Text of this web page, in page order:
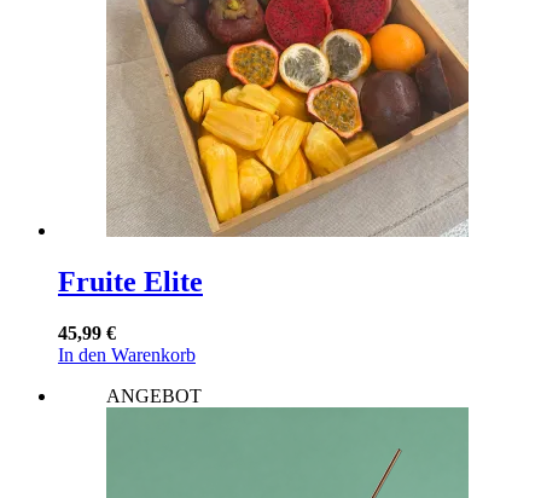
Fruite Elite
45,99 €
In den Warenkorb
ANGEBOT